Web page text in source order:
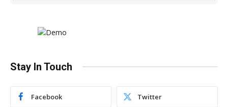
Stay In Touch
Facebook Twitter